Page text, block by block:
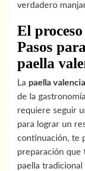
verdadero
El
Pasos
paella
La paella
de la
requiere seguir
para lograr un
continuación, te
preparación que
paella tradicional